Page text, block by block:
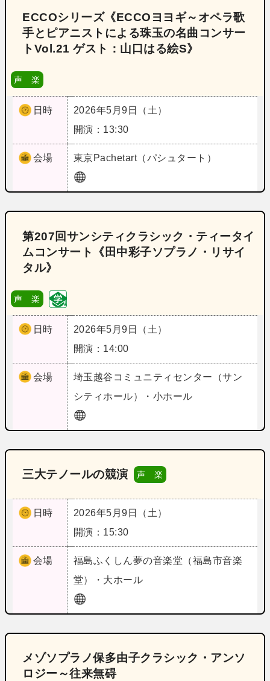
ECCOシリーズ《ECCOヨヨギ～オペラ歌
手とピアニストによる珠玉の名曲コンサー
トVol.21 ゲスト：山口はる絵S》
声 楽
日時
2026年5月9日（土）
開演：13:30
会場 東京Pachetart（パシュタート）
第207回サンシティクラシック・ティータイ
ムコンサート《田中彩子ソプラノ・リサイ
タル》
声 楽
日時
2026年5月9日（土）
開演：14:00
会場 埼玉 越谷コミュニティセンター（サン
シティホール）・小ホール
三大テノールの競演 声 楽
日時
2026年5月9日（土）
開演：15:30
会場 福島ふくしん夢の音楽堂（福島市音楽
堂）・大ホール
メゾソプラノ保多由子クラシック・アンソ
ロジー～往来無碍